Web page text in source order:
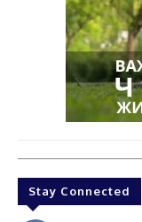
Stay Connected